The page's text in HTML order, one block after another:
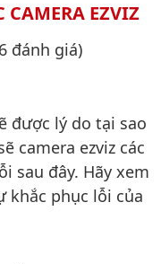
EZVIZ
đánh giá)
được lý do tại sao
camera ezviz các
sau đây. Hãy xem
khắc phục lỗi của